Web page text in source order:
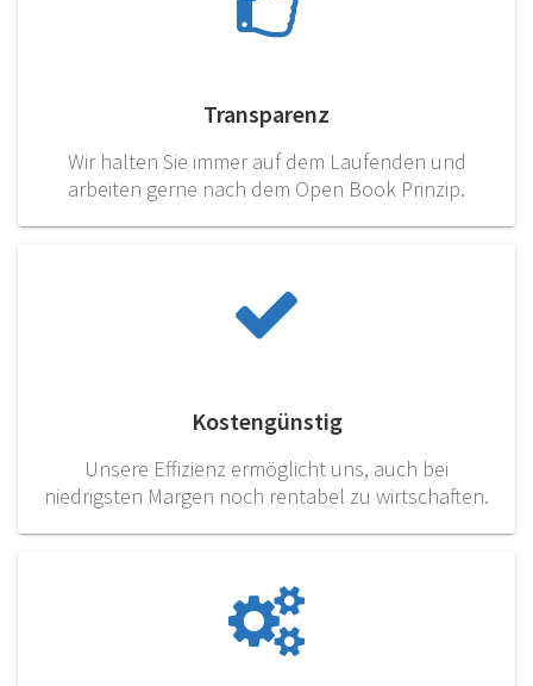
Transparenz
Wir halten Sie immer auf dem Laufenden und
arbeiten gerne nach dem Open Book Prinzip.
Kostengünstig
Unsere Effizienz ermöglicht uns, auch bei
niedrigsten Margen noch rentabel zu wirtschaften.